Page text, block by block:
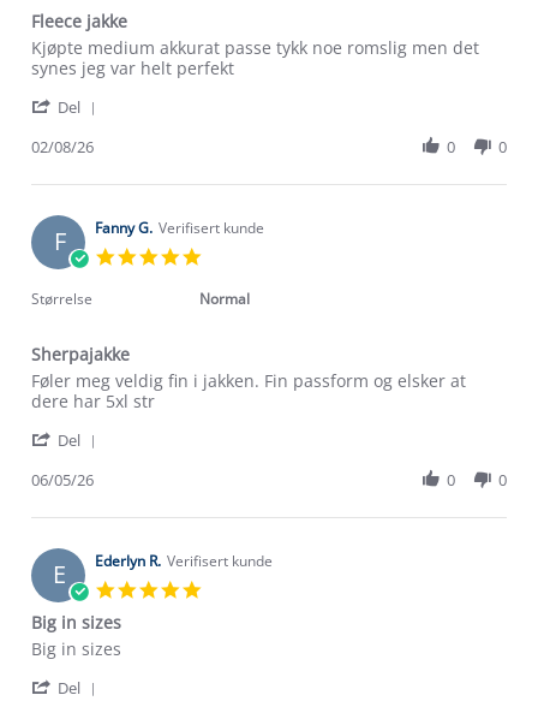
Fleece jakke
Review
by
E.
2
2026
review
stating
jakke
Kjøpte medium akkurat passe tykk noe romslig men det
synes jeg var helt perfekt
Del
Monica
on
2
Aug
02/08/26 0 0
F Fanny G. Verifisert kunde
rating
Størrelse Normal
Sherpajakke
Review
by
G.
6
2026
review
stating
Føler meg veldig fin i jakken. Fin passform og elsker at
dere har 5xl str
Del
Fanny
on
6
May
2026
06/05/26 0 0
E Ederlyn R. Verifisert kunde
Big in sizes
Review
Ederlyn
review
Big
Big in sizes
Del